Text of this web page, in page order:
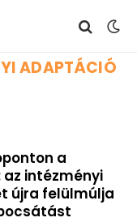
ADAPTÁCIÓ
a
az intézményi
újra felülmúlja